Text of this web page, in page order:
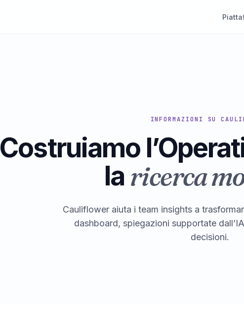
INFORMAZIONI SU
Costruiamo
la ricerca
Cauliflower aiuta i team insights a
dashboard, spiegazioni supportate
decisioni.